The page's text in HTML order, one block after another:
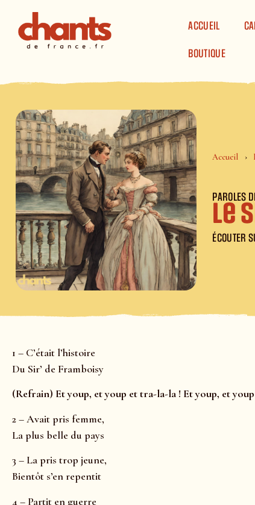
ACCUEIL
BOUTIQUE
Accueil
PAROLES
Le
ÉCOUTER
1 – C’était l’histoire
Du Sir’ de Framboisy
(Refrain) Et youp, et youp et tra-la-la ! Et youp, et
2 – Avait pris femme,
La plus belle du pays
3 – La pris trop jeune,
Bientôt s’en repentit
4 – Partit en guerre